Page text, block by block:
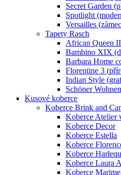
Secret Garden
Spotlight
Versailles
Tapety Rasch
African Queen
Bambino XIX
Barbara Home
Florentine 3
Indian Style
Schöner
Kusové koberce
Koberce Brink and
Koberce Atelier
Koberce Decor
Koberce Estella
Koberce
Koberce
Koberce Laura
Koberce